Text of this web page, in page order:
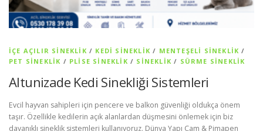
İÇE AÇILIR SINEKLIK / KEDI SINEKLIK / MENTEŞELI SINEKLIK /
PET SİNEKLIK / PLISE SINEKLIK / SİNEKLİK / SÜRME SINEKLIK
Altunizade Kedi Sinekliği Sistemleri
Evcil hayvan sahipleri için pencere ve balkon güvenliği oldukça önem
taşır. Özellikle kedilerin açık alanlardan düşmesini önlemek için biz
dayanıklı sineklik sistemleri kullanıyoruz. Dünya Yapı Cam & Pimapen